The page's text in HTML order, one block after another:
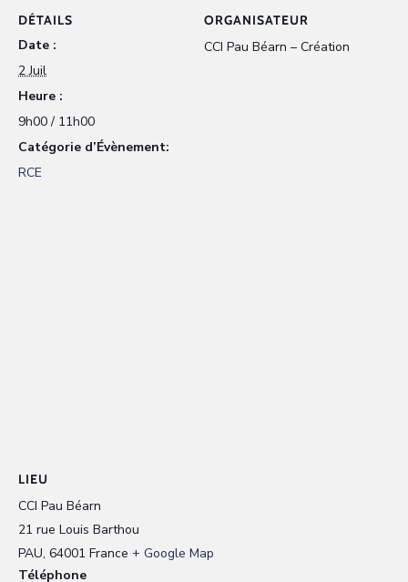
DÉTAILS
Date :
2 Juil
Heure :
9h00 / 11h00
Catégorie d’Évènement:
RCE
ORGANISATEUR
CCI Pau Béarn – Création
LIEU
CCI Pau Béarn
21 rue Louis Barthou
PAU, 64001 France + Google Map
Téléphone